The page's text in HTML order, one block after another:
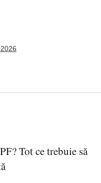
Tot ce trebuie să